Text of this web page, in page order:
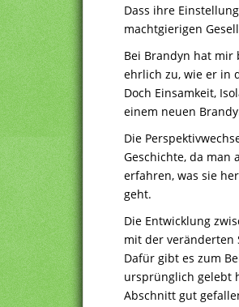
Dass ihre
machtgierigen
Bei Brandyn hat mir
ehrlich zu, wie er in
Doch Einsamkeit,
einem neuen
Die
Geschichte, da man
erfahren, was sie
geht.
Die Entwicklung
mit der veränderten
Dafür gibt es zum
ursprünglich gelebt
Abschnitt gut